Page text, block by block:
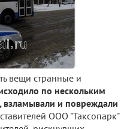
вещи странные и
по нескольким
взламывали и повреждали
ООО "Таксопарк"